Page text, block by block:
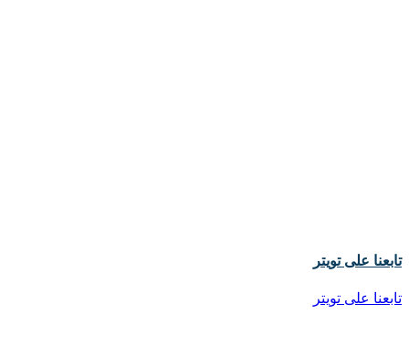
تابعنا على تويتر
تابعنا على تويتر